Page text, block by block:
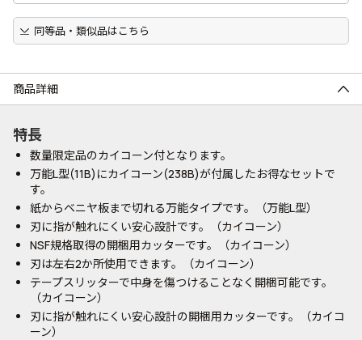
同等品・類似品はこちら
商品詳細
特長
数量限定品のカイコーン付となります。
万能L型(11B)にカイコーン(238B)が付属したお得なセットで
す。
紙からベニヤ板まで切れる万能タイプです。（万能L型）
刃に指が触れにくい安心設計です。（カイコーン）
NSF規格取得の開梱用カッターです。（カイコーン）
刃は左右2か所使用できます。（カイコーン）
テープスリッターで中身を傷つけることなく開梱可能です。
（カイコーン）
刃に指が触れにくい安心設計の開梱用カッターです。（カイコ
ーン）